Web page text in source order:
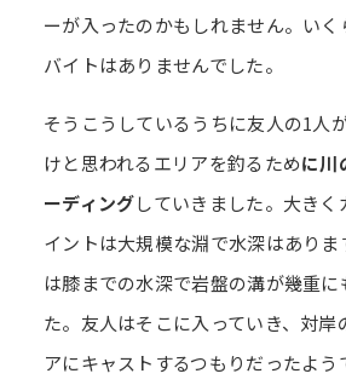
ーが入ったのかもしれません。いく
バイトはありませんでした。
そうこうしているうちに友人の1人
けと思われるエリアを釣るために川
ーディングしていきました。大きく
イントは大規模な淵で水深はあり
は膝までの水深で岩盤の溝が幾重に
た。友人はそこに入っていき、対岸
アにキャストするつもりだったよう